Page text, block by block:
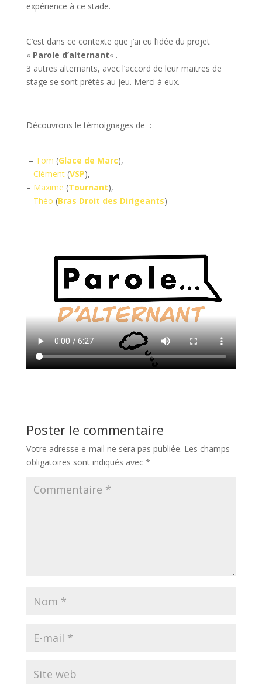
expérience à ce stade.
C’est dans ce contexte que j’ai eu l’idée du projet
« Parole d’alternant« .
3 autres alternants, avec l’accord de leur maitres de
stage se sont prêtés au jeu. Merci à eux.
Découvrons le témoignages de :
– Tom (Glace de Marc),
– Clément(VSP),
– Maxime (Tournant),
– Théo (Bras Droit des Dirigeants)
Poster le commentaire
Votre adresse e-mail ne sera pas publiée. Les champs
obligatoires sont indiqués avec *